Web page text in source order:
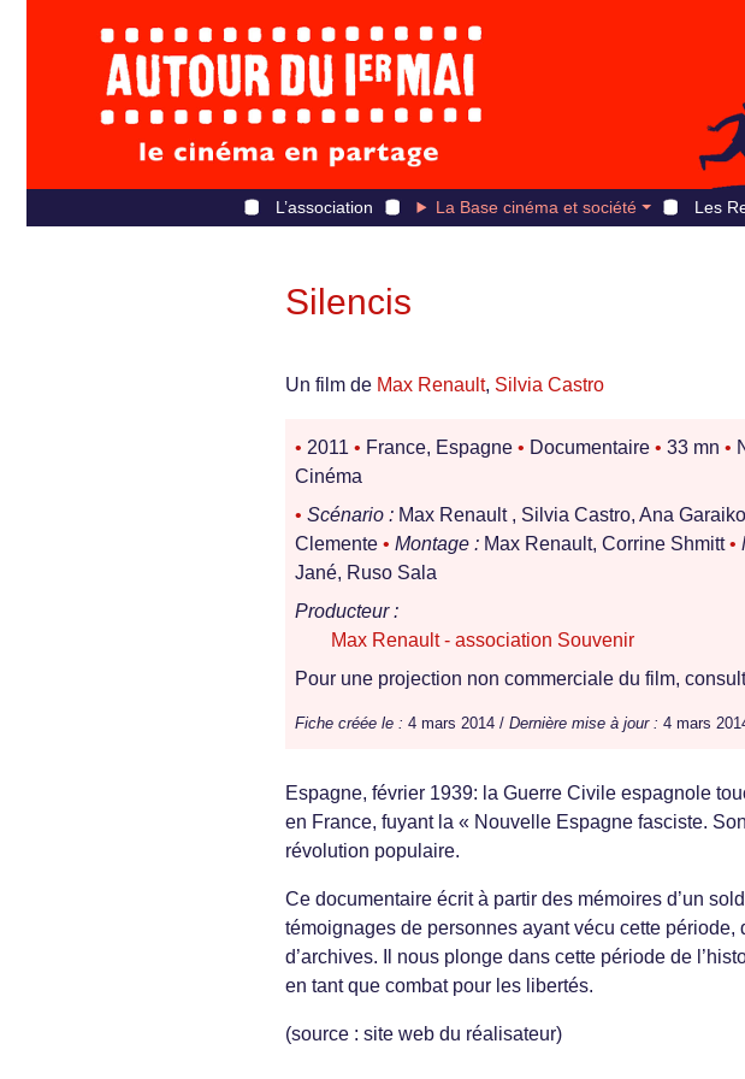
L’association La Base cinéma et société Les
Silencis
Un film de Max Renault, Silvia Castro
• 2011 • France, Espagne • Documentaire • 33 mn •
Cinéma
• Scénario : Max Renault , Silvia Castro, Ana
Clemente • Montage : Max Renault, Corrine Shmitt•
Jané, Ruso Sala
Producteur :
Max Renault - association Souvenir
Pour une projection non commerciale du film,
Fiche créée le : 4 mars 2014 / Dernière mise à jour : 4 mars
Espagne, février 1939: la Guerre Civile espagnole
en France, fuyant la « Nouvelle Espagne fasciste.
révolution populaire.
Ce documentaire écrit à partir des mémoires d’un
témoignages de personnes ayant vécu cette période,
d’archives. Il nous plonge dans cette période de
en tant que combat pour les libertés.
(source : site web du réalisateur)